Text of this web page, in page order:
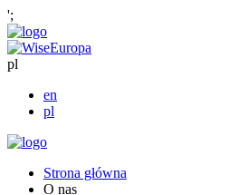
';
pl
en
pl
Strona główna
O nas